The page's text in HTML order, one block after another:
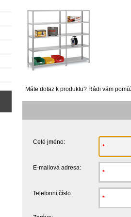
Máte dotaz k produktu? Rádi vám
Celé jméno:
E-mailová adresa:
Telefonní číslo: